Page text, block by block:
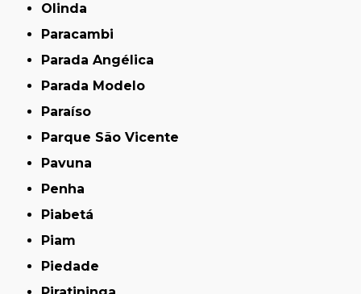
Olinda
Paracambi
Parada Angélica
Parada Modelo
Paraíso
Parque São Vicente
Pavuna
Penha
Piabetá
Piam
Piedade